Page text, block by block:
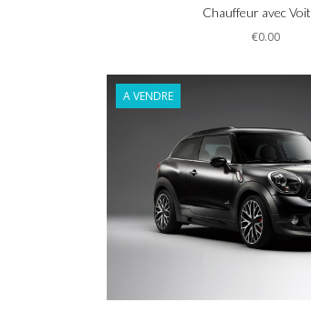
Informations
Chauffeur avec
€0.00
A VENDRE